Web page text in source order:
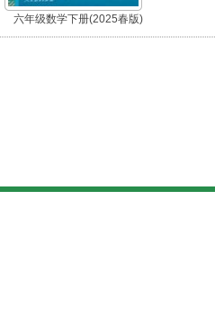
六年级数学下册(2025春版)